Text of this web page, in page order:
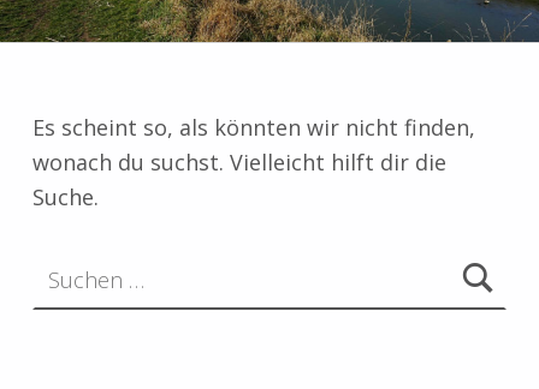
Es scheint so, als könnten wir nicht finden,
wonach du suchst. Vielleicht hilft dir die
Suche.